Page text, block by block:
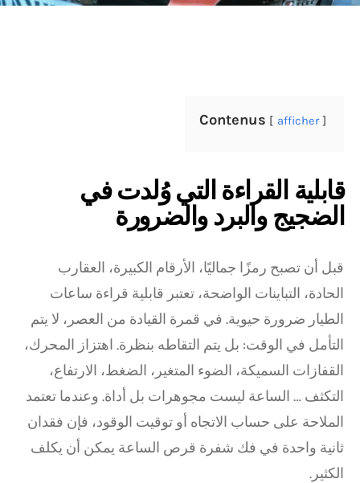
Contenus afficher
قابلية القراءة التي وُلدت في
الضجيج والبرد والضرورة
قبل أن تصبح رمزًا جماليًا، الأرقام الكبيرة، العقارب
الحادة، التباينات الواضحة، تعتبر قابلية قراءة ساعات
الطيار ضرورة حيوية. في قمرة القيادة من العصر، لا يتم
التأمل في الوقت: بل يتم التقاطه بنظرة. اهتزاز المحرك،
القفازات السميكة، الضوء المتغير، الضغط، الارتفاع،
التكثف … الساعة ليست مجوهرات بل أداة. وعندما تعتمد
الملاحة على حساب الاتجاه أو توقيت الوقود، فإن فقدان
ثانية واحدة في فك شفرة قرص الساعة يمكن أن يكلف
الكثير.